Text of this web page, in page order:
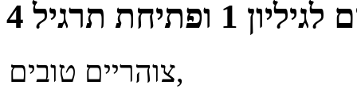
1 ופתיחת תרגיל 4
צוהריים טובים,